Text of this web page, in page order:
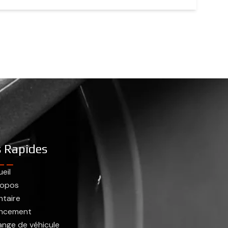
Rapides
de véhicule